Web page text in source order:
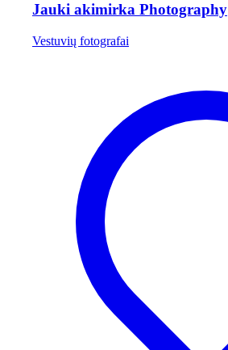
Jauki akimirka Photography
Vestuvių fotografai